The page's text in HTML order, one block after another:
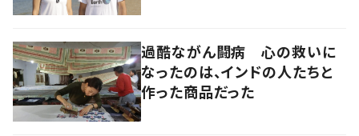
過酷ながん闘病 心の救いに
なったのは、インドの人たちと
作った商品だった